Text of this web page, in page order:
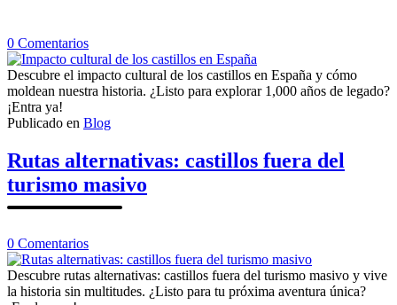
0 Comentariosen
Impacto
cultural
de
castillos
Descubre el impacto cultural de los castillos en España y cómo
moldean nuestra historia. ¿Listo para explorar 1,000 años de legado?
¡Entra ya!
Publicado en Blog
Rutas alternativas: castillos fuera del
turismo masivo
0 Comentariosen
Rutas
alternativas:
castillos
Descubre rutas alternativas: castillos fuera del turismo masivo y vive
la historia sin multitudes. ¿Listo para tu próxima aventura única?